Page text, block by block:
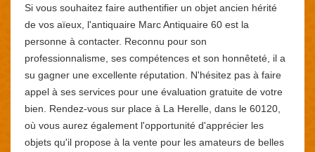
Si vous souhaitez faire authentifier un objet ancien hérité
de vos aïeux, l'antiquaire Marc Antiquaire 60 est la
personne à contacter. Reconnu pour son
professionnalisme, ses compétences et son honnêteté, il a
su gagner une excellente réputation. N'hésitez pas à faire
appel à ses services pour une évaluation gratuite de votre
bien. Rendez-vous sur place à La Herelle, dans le 60120,
où vous aurez également l'opportunité d'apprécier les
objets qu'il propose à la vente pour les amateurs de belles